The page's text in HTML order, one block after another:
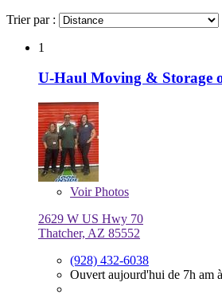
Trier par :
1
U-Haul Moving & Storage
VoirPhotos
2629 W US Hwy 70
Thatcher, AZ 85552
(928) 432-6038
Ouvert aujourd'hui de 7h am